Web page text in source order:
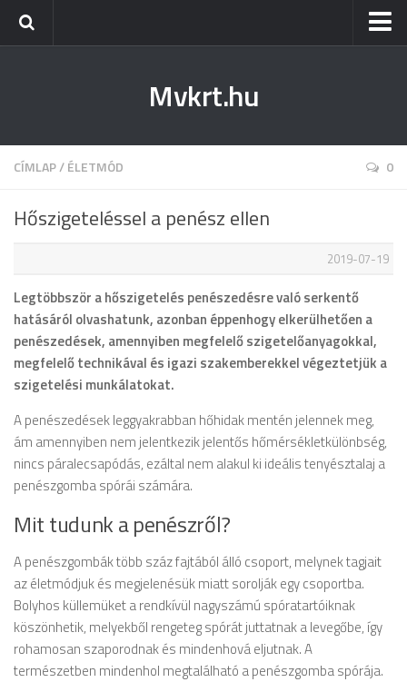
Tiszaújváros
Kazincbarcika
Életmód
Mvkrt.hu
CÍMLAP/ÉLETMÓD 0
Hőszigeteléssel a penész ellen
2019-07-19
Legtöbbször a hőszigetelés penészedésre való serkentő
hatásáról olvashatunk, azonban éppenhogy elkerülhetően a
penészedések, amennyiben megfelelő szigetelőanyagokkal,
megfelelő technikával és igazi szakemberekkel végeztetjük a
szigetelési munkálatokat.
A penészedések leggyakrabban hőhidak mentén jelennek meg,
ám amennyiben nem jelentkezik jelentős hőmérsékletkülönbség,
nincs páralecsapódás, ezáltal nem alakul ki ideális tenyésztalaj a
penészgomba spórái számára.
Mit tudunk a penészről?
A penészgombák több száz fajtából álló csoport, melynek tagjait
az életmódjuk és megjelenésük miatt sorolják egy csoportba.
Bolyhos küllemüket a rendkívül nagyszámú spóratartóiknak
köszönhetik, melyekből rengeteg spórát juttatnak a levegőbe, így
rohamosan szaporodnak és mindenhová eljutnak. A
természetben mindenhol megtalálható a penészgomba spórája.